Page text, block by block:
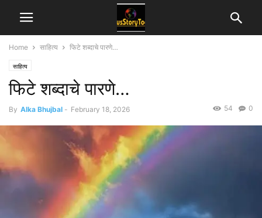
Home साहित्य फिटे शब्दाचे पारणे…
साहित्य
फिटे शब्दाचे पारणे…
By Alka Bhujbal - February 18, 2026 0
54